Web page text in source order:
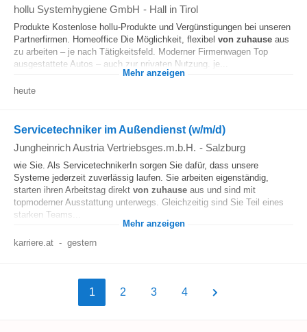
hollu Systemhygiene GmbH - Hall in Tirol
Produkte Kostenlose hollu-Produkte und Vergünstigungen bei unseren
Partnerfirmen. Homeoffice Die Möglichkeit, flexibel von zuhause aus
zu arbeiten – je nach Tätigkeitsfeld. Moderner Firmenwagen Top
ausgestattete Autos – auch zur privaten Nutzung. je...
Mehr anzeigen
heute
Servicetechniker im Außendienst (w/m/d)
Jungheinrich Austria Vertriebsges.m.b.H. - Salzburg
wie Sie. Als ServicetechnikerIn sorgen Sie dafür, dass unsere
Systeme jederzeit zuverlässig laufen. Sie arbeiten eigenständig,
starten ihren Arbeitstag direkt von zuhause aus und sind mit
topmoderner Ausstattung unterwegs. Gleichzeitig sind Sie Teil eines
starken Teams...
Mehr anzeigen
karriere.at - gestern
1 2 3 4